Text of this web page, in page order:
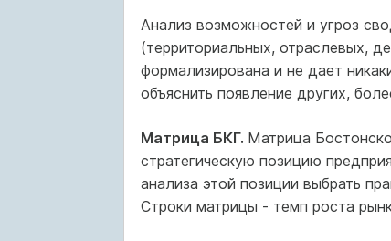
Анализ возможностей и угроз
(территориальных, отраслевых,
формализирована и не дает
объяснить появление других,
Матрица БКГ. Матрица
стратегическую позицию
анализа этой позиции выбрать
Строки матрицы - темп роста